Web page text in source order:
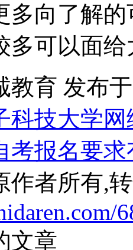
多向了解
多可以面
教育 发布
科技大学
考报名要
作者所有,
文章